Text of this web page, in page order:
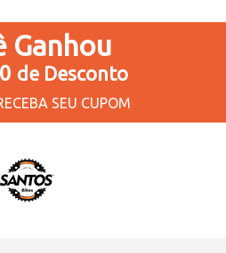
Ganhou
de Desconto
SEU CUPOM